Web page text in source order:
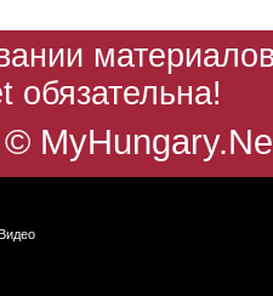
обязательна!